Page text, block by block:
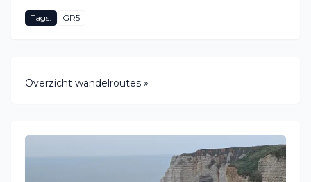
Tags: GR5
Overzicht wandelroutes »